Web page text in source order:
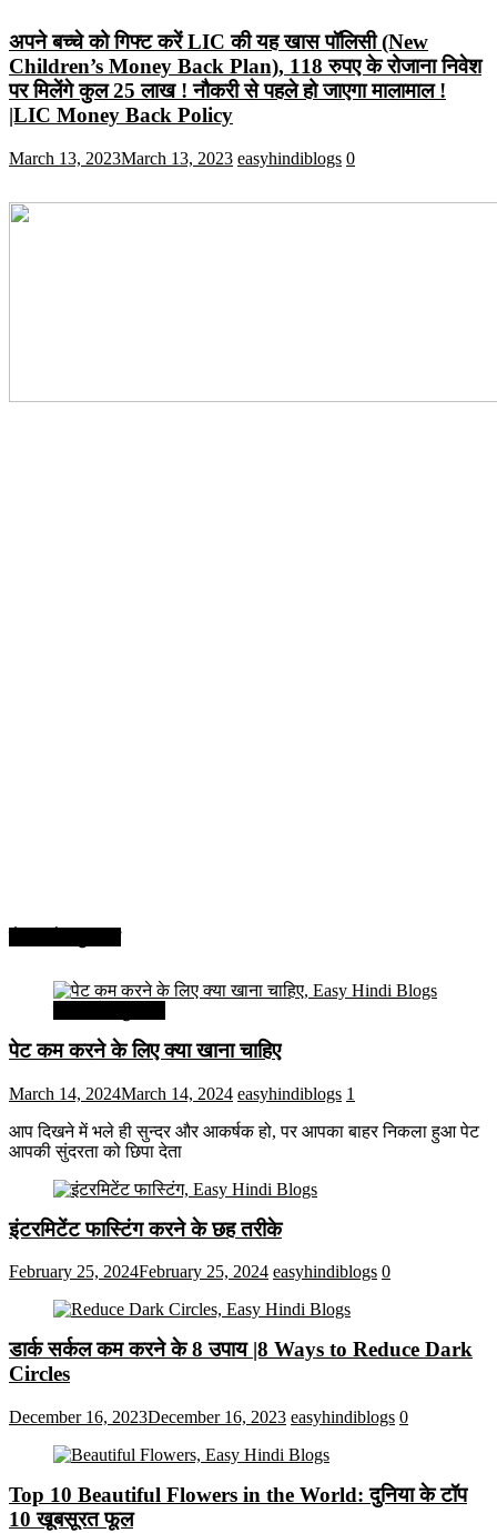
अपने बच्चे को गिफ्ट करें LIC की यह खास पॉलिसी (New
Children’s Money Back Plan), 118 रुपए के रोजाना निवेश
पर मिलेंगे कुल 25 लाख ! नौकरी से पहले हो जाएगा मालामाल !
|LIC Money Back Policy
March 13, 2023March 13, 2023 easyhindiblogs 0
पेट कम करने के लिए क्या खाना चाहिए
March 14, 2024March 14, 2024 easyhindiblogs 1
आप दिखने में भले ही सुन्दर और आकर्षक हो, पर आपका बाहर निकला हुआ पेट
आपकी सुंदरता को छिपा देता
इंटरमिटेंट फास्टिंग करने के छह तरीके
February 25, 2024February 25, 2024 easyhindiblogs 0
डार्क सर्कल कम करने के 8 उपाय |8 Ways to Reduce Dark
Circles
December 16, 2023December 16, 2023 easyhindiblogs 0
Top 10 Beautiful Flowers in the World: दुनिया के टॉप
10 खूबसूरत फूल